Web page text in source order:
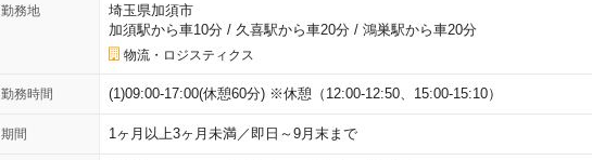
勤務地
埼玉県加須市
加須駅から車10分/ 久喜駅から車20分/ 鴻巣駅から車20分
物流・ロジスティクス
勤務時間 (1)09:00-17:00(休憩60分) ※休憩（12:00-12:50、15:00-15:10）
期間 1ヶ月以上3ヶ月未満／即日～9月末まで